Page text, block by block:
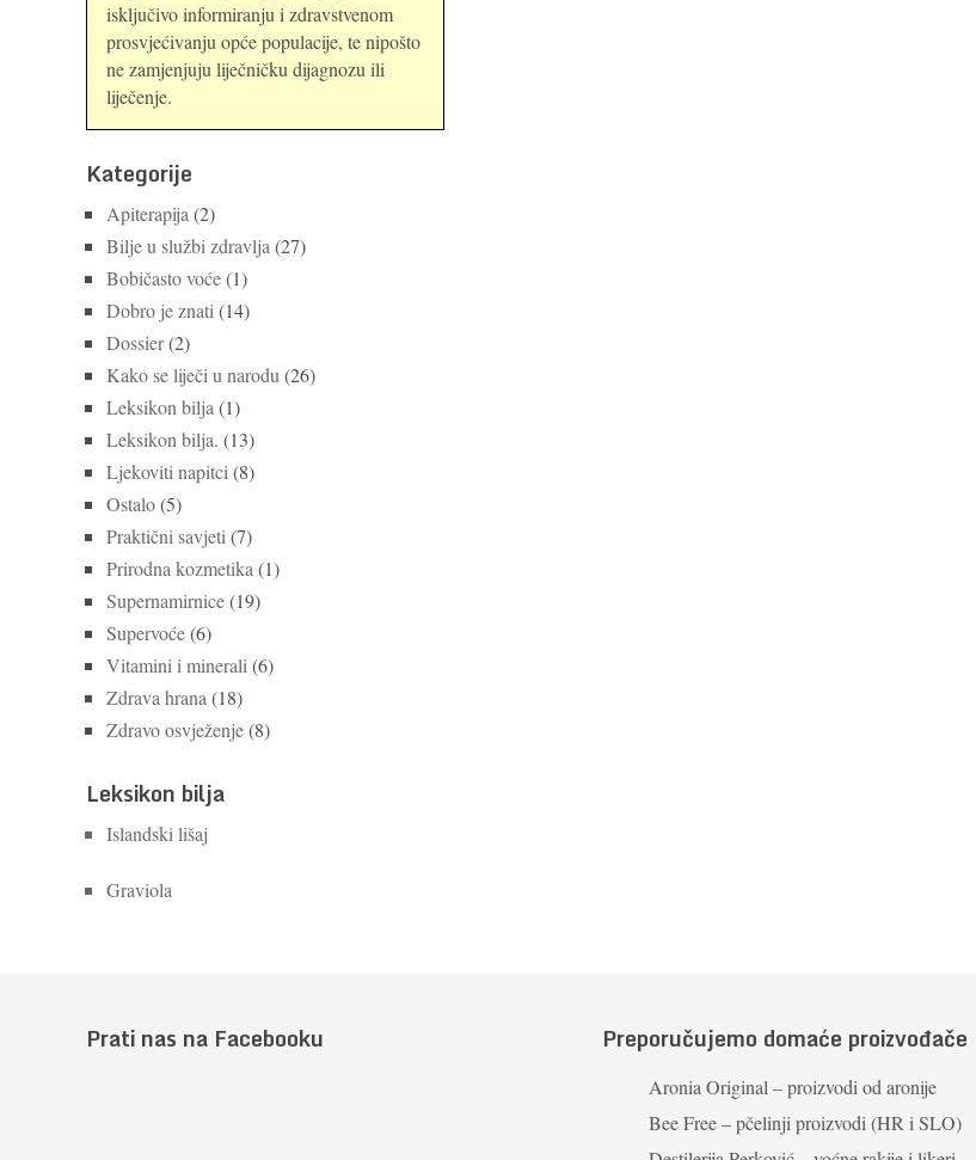
isključivo informiranju i zdravstvenom
prosvjećivanju opće populacije, te nipošto
ne zamjenjuju liječničku dijagnozu ili
liječenje.
Kategorije
Apiterapija (2)
Bilje u službi zdravlja (27)
Bobičasto voće(1)
Dobro je znati (14)
Dossier(2)
Kako se liječi u narodu (26)
Leksikon bilja (1)
Leksikon bilja. (13)
Ljekoviti napitci (8)
Ostalo(5)
Praktični savjeti (7)
Prirodna kozmetika (1)
Supernamirnice(19)
Supervoće(6)
Vitamini i minerali (6)
Zdrava hrana (18)
Zdravo osvježenje(8)
Leksikon bilja
Islandski lišaj
Graviola
Prati nas na Facebooku Preporučujemo domaće proizvođače
Aronia Original – proizvodi od aronije
Bee Free – pčelinji proizvodi (HR i SLO)